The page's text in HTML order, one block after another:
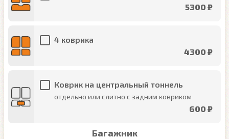
5300 ₽
4 коврика
4300 ₽
Коврик на центральный тоннель
отдельно или слитно с задним ковриком
600 ₽
Багажник